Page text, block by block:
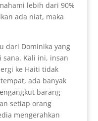
lebih dari 90%
ada niat, maka
dari Dominika yang
Kali ini, insan
ke Haiti tidak
ada banyak
barang
setiap orang
mengerahkan